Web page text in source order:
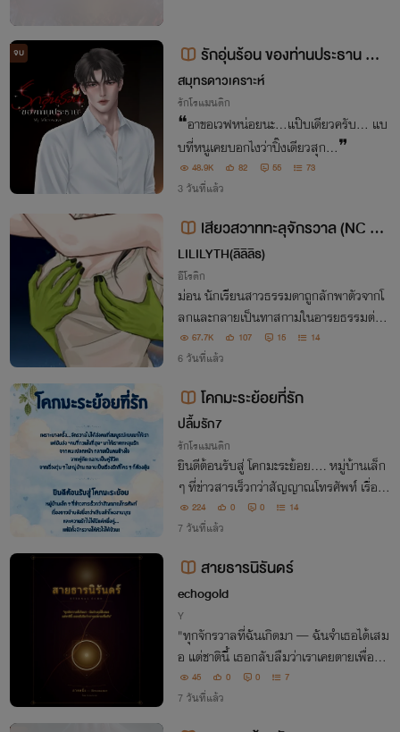
จบ
รักอุ่นร้อน ของท่านประธาน My
Microwave
สมุทรดาวเคราะห์
รักโรแมนติก
❝อาขอเวฟหน่อยนะ...แป๊บเดียวครับ... แบ
บที่หนูเคยบอกไงว่าปิ๊งเดียวสุก...❞
48.9K 82 55 73
3 วันที่แล้ว
lสียวสวาททะลุจักรวาล (NC 18
+++)
LILILYTH(ลิลิลิธ)
อีโรติก
ม่อน นักเรียนสาวธรรมดาถูกลักพาตัวจากโ
ลกและกลายเป็นทาสกามในอารยธรรมต่าง
ดาวที่รุ่งเรืองมานับแสนปี เมื่อการมีชีวิตรอด
ต้องแลกด้วยศักดิ์ศรี...เธอจะยอมจำนน หรื
อจะลุกขึ้นเปลี่ยนชะตาของตัวเอง
67.7K 107 15 14
6 วันที่แล้ว
โคกมะระย้อยที่รัก
ปลื้มรัก7
รักโรแมนติก
ยินดีต้อนรับสู่ โคกมะระย้อย.... หมู่บ้านเล็ก
ๆ ที่ข่าวสารเร็วกว่าสัญญาณโทรศัพท์ เรื่องช
าวบ้านดังยิ่งกว่าเสียงลำโพงงานบุญ และคว
ามรักอันปวดหัว ของเหล่าหนุ่มสาวใน.... จั
224 0 0 14
7 วันที่แล้ว
สายธารนิรันดร์
echogold
Y
"ทุกจักรวาลที่ฉันเกิดมา — ฉันจำเธอได้เสม
อ แต่ชาตินี้ เธอกลับลืมว่าเราเคยตายเพื่อกั
น" 45 0 0 7
7 วันที่แล้ว